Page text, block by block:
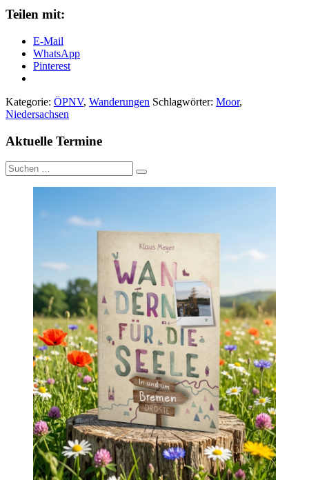
Teilen mit:
E-Mail
WhatsApp
Pinterest
Kategorie: ÖPNV, Wanderungen Schlagwörter: Moor,
Niedersachsen
Aktuelle Termine
Suche
nach: